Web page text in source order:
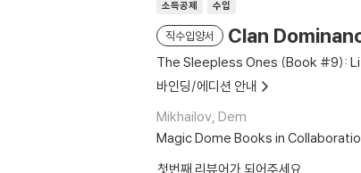
소득공제 수입
직수입양서 Clan
The Sleepless Ones (Book #9):
바인딩/에디션 안내
Mikhailov, Dem
Magic Dome Books in
첫번째 리뷰어가 되어주세요